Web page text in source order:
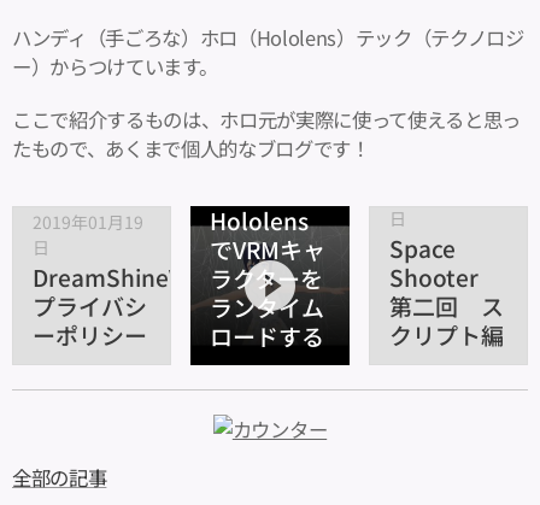
ハンディ（手ごろな）ホロ（Hololens）テック（テクノロジ
ー）からつけています。
ここで紹介するものは、ホロ元が実際に使って使えると思っ
たもので、あくまで個人的なブログです！
2019年01月19
日
DreamShineVRM
プライバシ
ーポリシー
2018年12月31
Hololens
でVRMキャ
ラクターを
ランタイム
ロードする
日
Space
Shooter
第二回 ス
クリプト編
全部の記事